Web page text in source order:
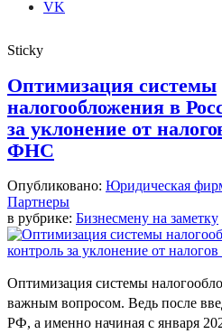
VK
Sticky
Оптимизация системы
налогообложения в
за уклонение от
ФНС
Опубликовано: Юридическая
Партнеры
в рубрике: Бизнесмену на заметку
Оптимизация системы
важным вопросом. Ведь после
РФ, а именно начиная с января